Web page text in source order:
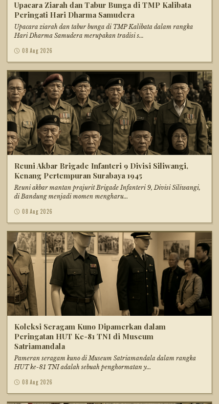
Upacara Ziarah dan Tabur Bunga di TMP Kalibata
Peringati Hari Dharma Samudera
Upacara ziarah dan tabur bunga di TMP Kalibata dalam rangka
Hari Dharma Samudera merupakan tradisi s...
08 Aug 2026
Reuni Akbar Brigade Infanteri 9 Divisi Siliwangi,
Kenang Pertempuran Surabaya 1945
Reuni akbar mantan prajurit Brigade Infanteri 9, Divisi Siliwangi,
di Bandung menjadi momen mengharu...
08 Aug 2026
Koleksi Seragam Kuno Dipamerkan dalam
Peringatan HUT Ke-81 TNI di Museum
Satriamandala
Pameran seragam kuno di Museum Satriamandala dalam rangka
HUT ke-81 TNI adalah sebuah penghormatan y...
08 Aug 2026